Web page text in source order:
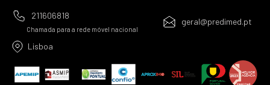
211606818
Chamada para a rede móvel nacional
geral@predimed.pt
Lisboa